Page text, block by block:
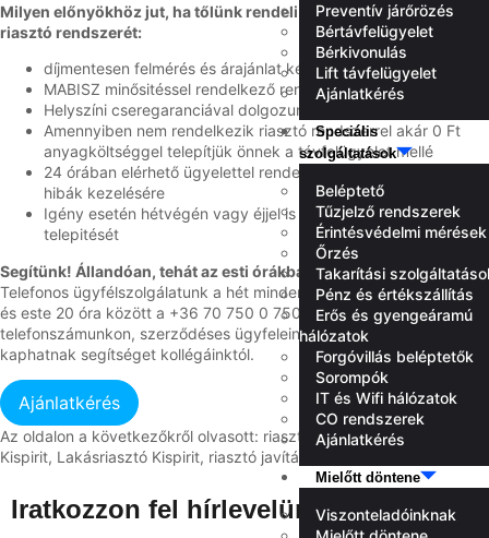
Preventív járőrözés
Bértávfelügyelet
Bérkivonulás
Lift távfelügyelet
Ajánlatkérés
Speciális
szolgáltatások
Beléptető
Tűzjelző rendszerek
Érintésvédelmi mérések
Őrzés
Takarítási
Pénz és értékszállítás
Erős és gyengeáramú
hálózatok
Forgóvillás beléptetők
Sorompók
IT és Wifi hálózatok
CO rendszerek
Ajánlatkérés
Mielőtt döntene
Viszonteladóinknak
Milyen előnyökhöz jut, ha tőlünk rendeli meg Kispirit településen
riasztó rendszerét:
díjmentesen felmérés és árajánlat készítés
MABISZ minősitéssel rendelkező rendszereket telepítünk
Helyszíni cseregaranciával dolgozunk
Amennyiben nem rendelkezik riasztó rendszerrel akár 0 Ft
anyagköltséggel telepítjük önnek a távfelügyelet mellé
24 órában elérhető ügyelettel rendelkezünk az esetleges
hibák kezelésére
Igény esetén hétvégén vagy éjjel is elvégezzük a rendszerek
telepitését
Segítünk! Állandóan, tehát az esti órákban és hétvégén is!
Telefonos ügyfélszolgálatunk a hét minden napján elérhető reggel 8
és este 20 óra között a +36 70 750 0 750 -es ügyfélszolgálati
telefonszámunkon, szerződéses ügyfeleink pedig a nap 24 órájában
kaphatnak segítséget kollégáinktól.
Az oldalon a következőkről olvasott: riasztó Kispirit, riasztó szerelés
Kispirit, Lakásriasztó Kispirit, riasztó javítás Kispirit.
Iratkozzon fel hírlevelünkre